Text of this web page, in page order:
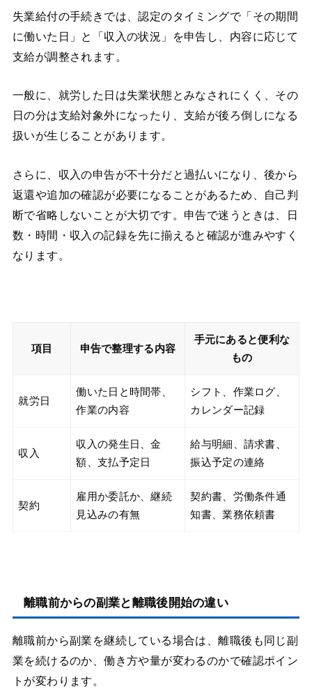
失業給付の手続きでは、認定のタイミングで「その期間
に働いた日」と「収入の状況」を申告し、内容に応じて
支給が調整されます。
一般に、就労した日は失業状態とみなされにくく、その
日の分は支給対象外になったり、支給が後ろ倒しになる
扱いが生じることがあります。
さらに、収入の申告が不十分だと過払いになり、後から
返還や追加の確認が必要になることがあるため、自己判
断で省略しないことが大切です。申告で迷うときは、日
数・時間・収入の記録を先に揃えると確認が進みやすく
なります。
項目 申告で整理する内容
手元にあると便利な
もの
就労日
働いた日と時間帯、
作業の内容
シフト、作業ログ、
カレンダー記録
収入
収入の発生日、金
額、支払予定日
給与明細、請求書、
振込予定の連絡
契約
雇用か委託か、継続
見込みの有無
契約書、労働条件通
知書、業務依頼書
離職前からの副業と離職後開始の違い
離職前から副業を継続している場合は、離職後も同じ副
業を続けるのか、働き方や量が変わるのかで確認ポイン
トが変わります。